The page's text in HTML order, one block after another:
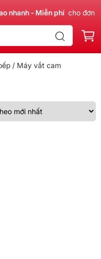
nhanh - Miễn phí cho đơn
/ Máy vắt cam